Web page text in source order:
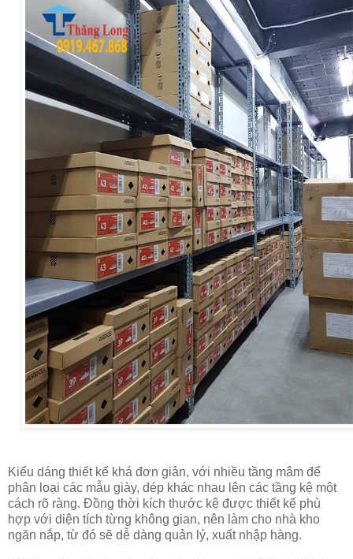
Kiểu dáng thiết kế khá đơn giản, với nhiều tầng mâm để
phân loại các mẫu giày, dép khác nhau lên các tầng kệ một
cách rõ ràng. Đồng thời kích thước kệ được thiết kế phù
hợp với diện tích từng không gian, nên làm cho nhà kho
ngăn nắp, từ đó sẽ dễ dàng quản lý, xuất nhập hàng.